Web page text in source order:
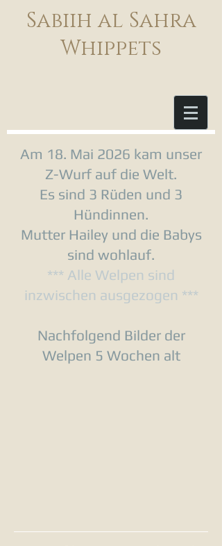
Sabiih al Sahra
Whippets
Am 18. Mai 2026 kam unser
Z-Wurf auf die Welt.
Es sind 3 Rüden und 3
Hündinnen.
Mutter Hailey und die Babys
sind wohlauf.
*** Alle Welpen sind
inzwischen ausgezogen ***
Nachfolgend Bilder der
Welpen 5 Wochen alt